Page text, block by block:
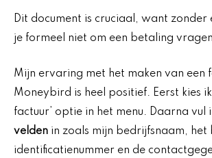
Dit document is cruciaal, want zonder
je formeel niet om een betaling
Mijn ervaring met het maken van een
Moneybird is heel positief. Eerst kies ik
factuur’ optie in het menu. Daarna vul
velden in zoals mijn bedrijfsnaam, het
identificatienummer en de